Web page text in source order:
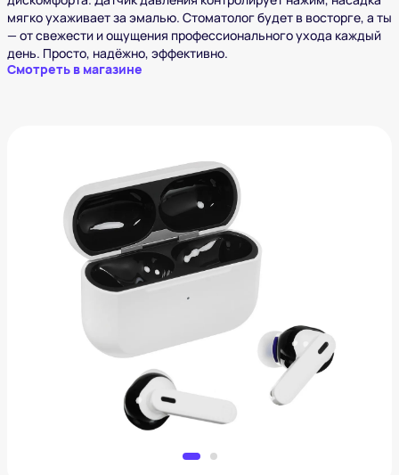
мягко ухаживает за эмалью. Стоматолог будет в восторге, а ты
— от свежести и ощущения профессионального ухода каждый
день. Просто, надёжно, эффективно.
Смотреть в магазине
Беспрвоодные ИИ наушники ЯндексДропс с
8 810 ₽
Добавить в вишлист